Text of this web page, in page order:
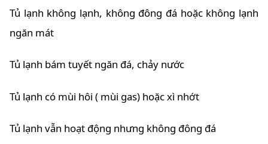
Tủ lạnh không lạnh, không đông đá hoặc không lạnh
ngăn mát
Tủ lạnh bám tuyết ngăn đá, chảy nước
Tủ lạnh có mùi hôi ( mùi gas) hoặc xì nhớt
Tủ lạnh vẫn hoạt động nhưng không đông đá